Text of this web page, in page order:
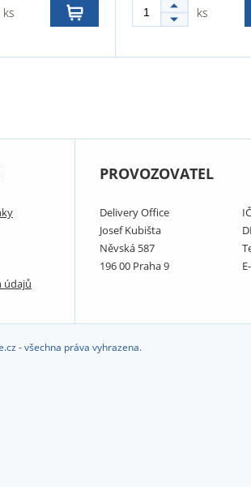
ks
ks
údajů
PROVOZOVATEL
Delivery Office
Josef Kubišta
Něvská 587
196 00 Praha 9
- všechna práva vyhrazena.